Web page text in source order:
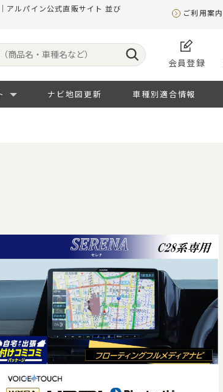
アルパイン公式直販サイト 並び
ご利用案内
会員登録
ナビ地図更新 車種別適合情報